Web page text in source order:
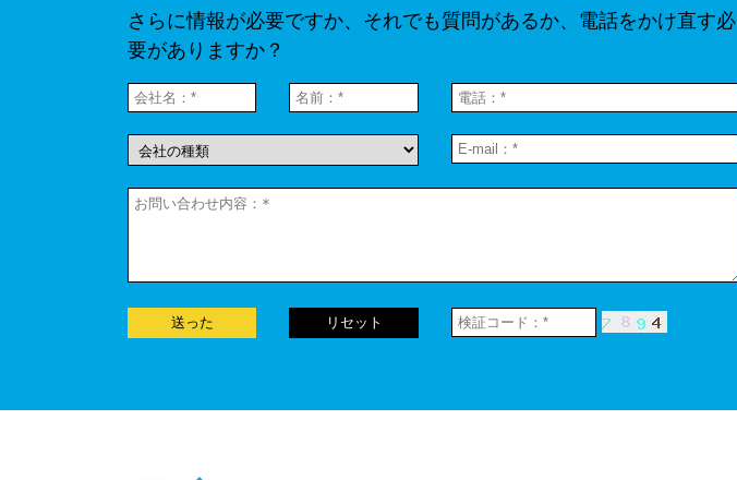
さらに情報が必要ですか、それでも質問があるか、電話をかけ直す必
要がありますか？
送った リセット